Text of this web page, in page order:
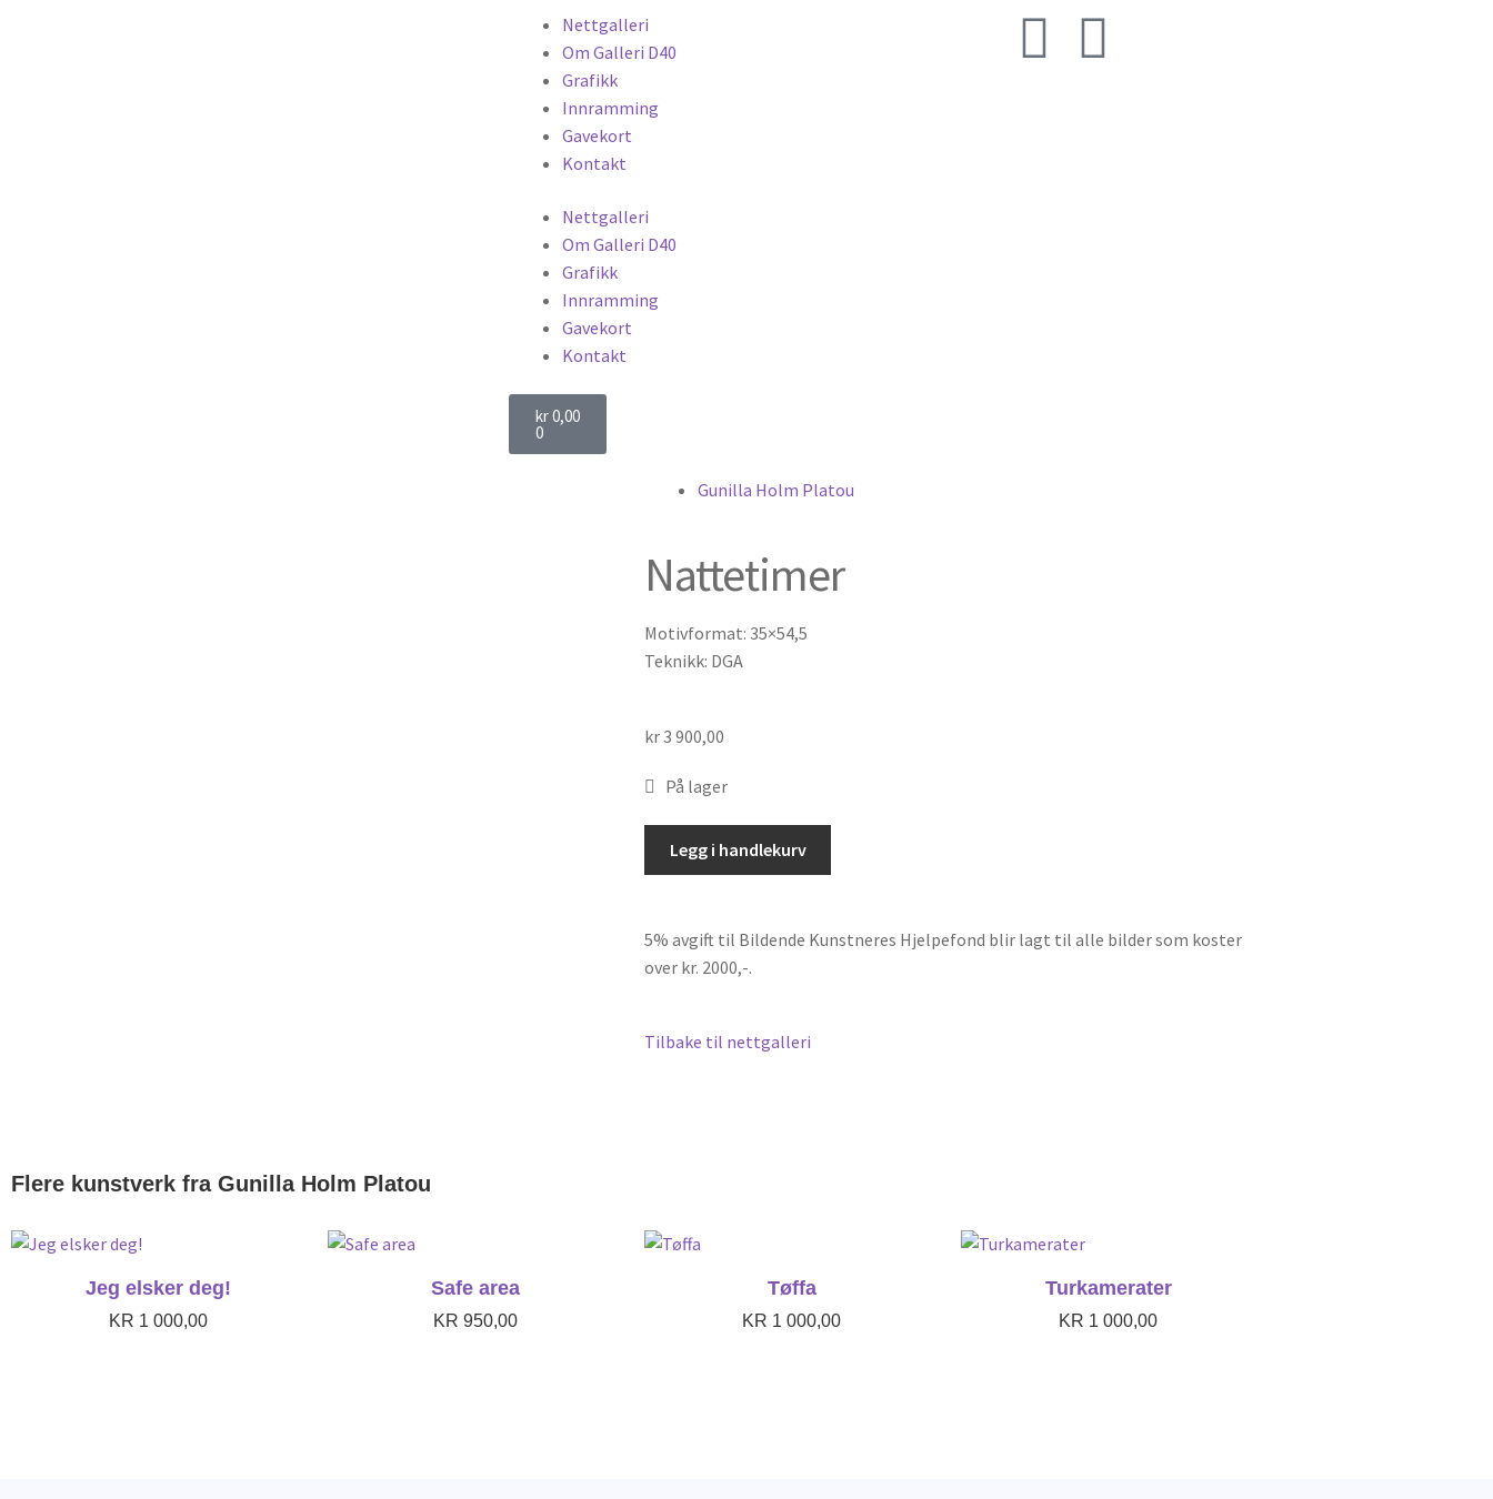
Nettgalleri
Om Galleri D40
Grafikk
Innramming
Gavekort
Kontakt
Nettgalleri
Om Galleri D40
Grafikk
Innramming
Gavekort
Kontakt
kr0,00
0
Gunilla Holm Platou
Nattetimer
Motivformat: 35×54,5
Teknikk: DGA
kr3 900,00
På lager
Legg i handlekurv
5% avgift til Bildende Kunstneres Hjelpefond blir lagt til alle bilder som koster
over kr. 2000,-.
Tilbake til nettgalleri
Flere kunstverk fra Gunilla Holm Platou
Jeg elsker deg!
KR 1 000,00
Safe area
KR 950,00
Tøffa
KR 1 000,00
Turkamerater
KR 1 000,00